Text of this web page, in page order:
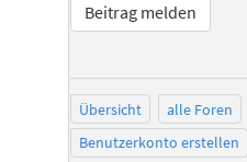
Beitrag melden
Übersicht alle Foren
Benutzerkonto erstellen